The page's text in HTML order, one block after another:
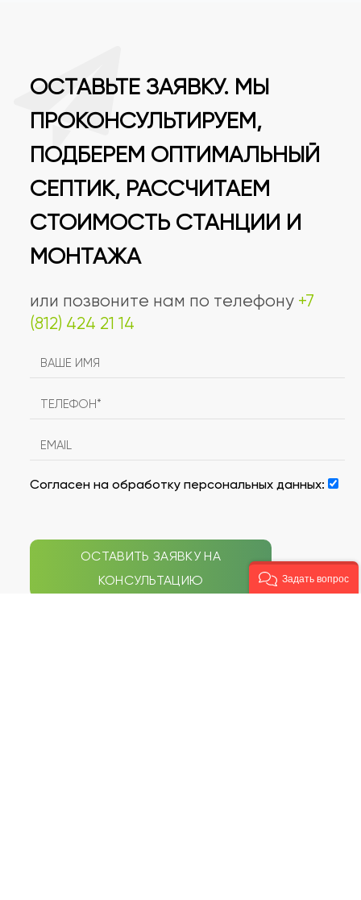
ОСТАВЬТЕ ЗАЯВКУ. МЫ
ПРОКОНСУЛЬТИРУЕМ,
ПОДБЕРЕМ ОПТИМАЛЬНЫЙ
СЕПТИК, РАССЧИТАЕМ
СТОИМОСТЬ СТАНЦИИ И
МОНТАЖА
или позвоните нам по телефону +7
(812) 424 21 14
Согласен на обработку персональных данных:
ОСТАВИТЬ ЗАЯВКУ НА
КОНСУЛЬТАЦИЮ
Задать вопрос